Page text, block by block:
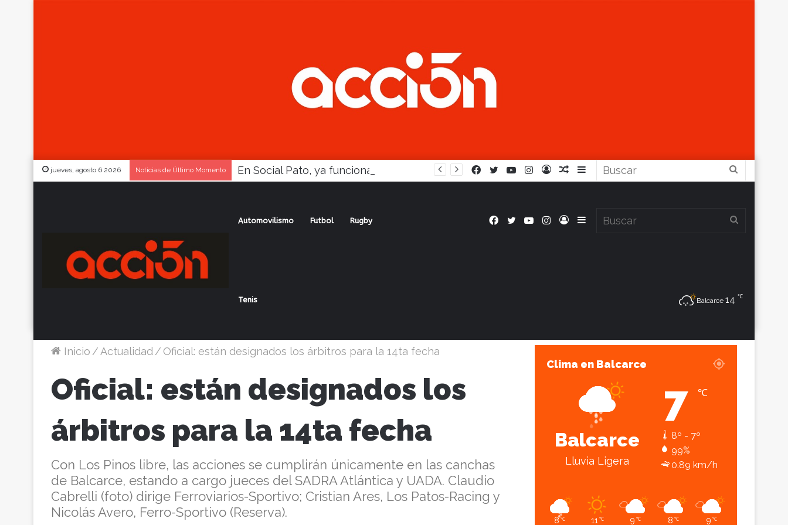
jueves, agosto 6 2026 Noticias de Último Momento
Barra
Artículo
Iniciar
Instagram
YouTube
Twitter
Facebook
Automovilismo Futbol Rugby
Tenis
Barra
Iniciar
Instagram
YouTube
Twitter
Facebook
Balcarce 14 ℃
Inicio / Actualidad / Oficial: están designados los árbitros para la 14ta fecha
Oficial: están designados los
árbitros para la 14ta fecha
Con Los Pinos libre, las acciones se cumplirán únicamente en las canchas
de Balcarce, estando a cargo jueces del SADRA Atlántica y UADA. Claudio
Cabrelli (foto) dirige Ferroviarios-Sportivo; Cristian Ares, Los Patos-Racing y
Nicolás Avero, Ferro-Sportivo (Reserva).
Clima en Balcarce
Balcarce
Lluvia Ligera
7 ℃
8º - 7º
99%
0.89 km/h
8 ℃ 11 ℃ 9 ℃ 8 ℃ 9 ℃